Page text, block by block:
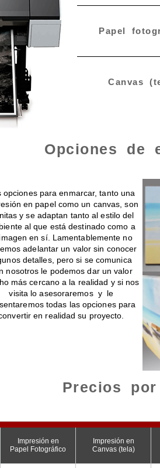
Papel
Canvas
Opciones de
opciones para enmarcar, tanto una
en papel como un canvas, son
y se adaptan tanto al estilo del
al que está destinado como a
en sí. Lamentablemente no
adelantar un valor sin conocer
detalles, pero si se comunica
nosotros le podemos dar un valor
más cercano a la realidad y si nos
visita lo asesoraremos y le
todas las opciones para
en realidad su proyecto.
Precios